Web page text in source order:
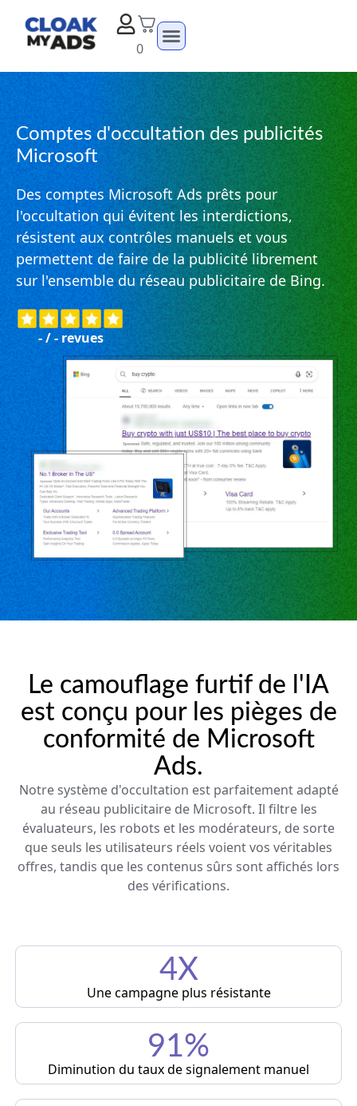
0
Comptes d'occultation des publicités
Microsoft
Des comptes Microsoft Ads prêts pour
l'occultation qui évitent les interdictions,
résistent aux contrôles manuels et vous
permettent de faire de la publicité librement
sur l'ensemble du réseau publicitaire de Bing.
-/-revues
Le camouflage furtif de l'IA
est conçu pour les pièges de
conformité de Microsoft
Ads.
Notre système d'occultation est parfaitement adapté
au réseau publicitaire de Microsoft. Il filtre les
évaluateurs, les robots et les modérateurs, de sorte
que seuls les utilisateurs réels voient vos véritables
offres, tandis que les contenus sûrs sont affichés lors
des vérifications.
4X
Une campagne plus résistante
91%
Diminution du taux de signalement manuel